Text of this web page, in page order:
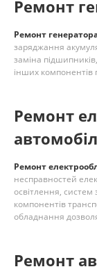
Ремонт
Ремонт
заряджання
заміна
інших компонентів
Ремонт
Ремонт
несправностей
освітлення,
компонентів
обладнання
Ремонт